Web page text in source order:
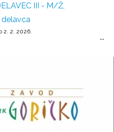
III - M/Ž,
2. 2. 2026.